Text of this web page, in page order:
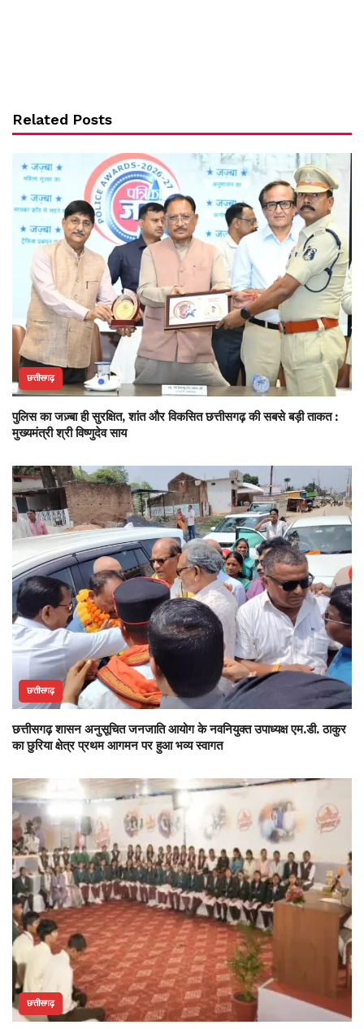
Related Posts
छत्तीसगढ़
पुलिस का जज़्बा ही सुरक्षित, शांत और विकसित छत्तीसगढ़ की सबसे बड़ी ताकत :
मुख्यमंत्री श्री विष्णुदेव साय
छत्तीसगढ़
छत्तीसगढ़ शासन अनुसूचित जनजाति आयोग के नवनियुक्त उपाध्यक्ष एम.डी. ठाकुर
का छुरिया क्षेत्र प्रथम आगमन पर हुआ भव्य स्वागत
छत्तीसगढ़